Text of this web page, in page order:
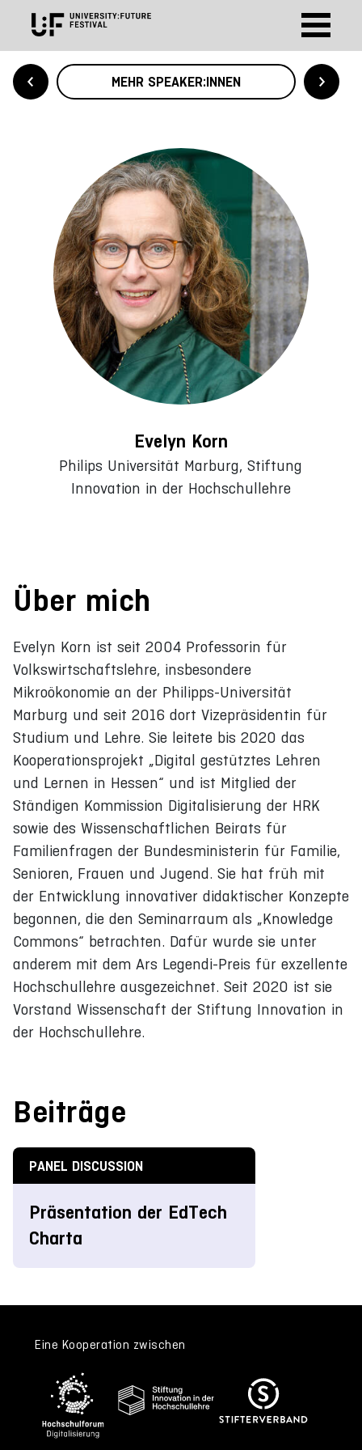
MEHR SPEAKER:INNEN
Evelyn Korn
Philips Universität Marburg, Stiftung
Innovation in der Hochschullehre
Über mich
Evelyn Korn ist seit 2004 Professorin für
Volkswirtschaftslehre, insbesondere
Mikroökonomie an der Philipps-Universität
Marburg und seit 2016 dort Vizepräsidentin für
Studium und Lehre. Sie leitete bis 2020 das
Kooperationsprojekt „Digital gestütztes Lehren
und Lernen in Hessen“ und ist Mitglied der
Ständigen Kommission Digitalisierung der HRK
sowie des Wissenschaftlichen Beirats für
Familienfragen der Bundesministerin für Familie,
Senioren, Frauen und Jugend. Sie hat früh mit
der Entwicklung innovativer didaktischer Konzepte
begonnen, die den Seminarraum als „Knowledge
Commons“ betrachten. Dafür wurde sie unter
anderem mit dem Ars Legendi-Preis für exzellente
Hochschullehre ausgezeichnet. Seit 2020 ist sie
Vorstand Wissenschaft der Stiftung Innovation in
der Hochschullehre.
Beiträge
PANEL DISCUSSION
Präsentation der EdTech
Charta
Eine Kooperation zwischen